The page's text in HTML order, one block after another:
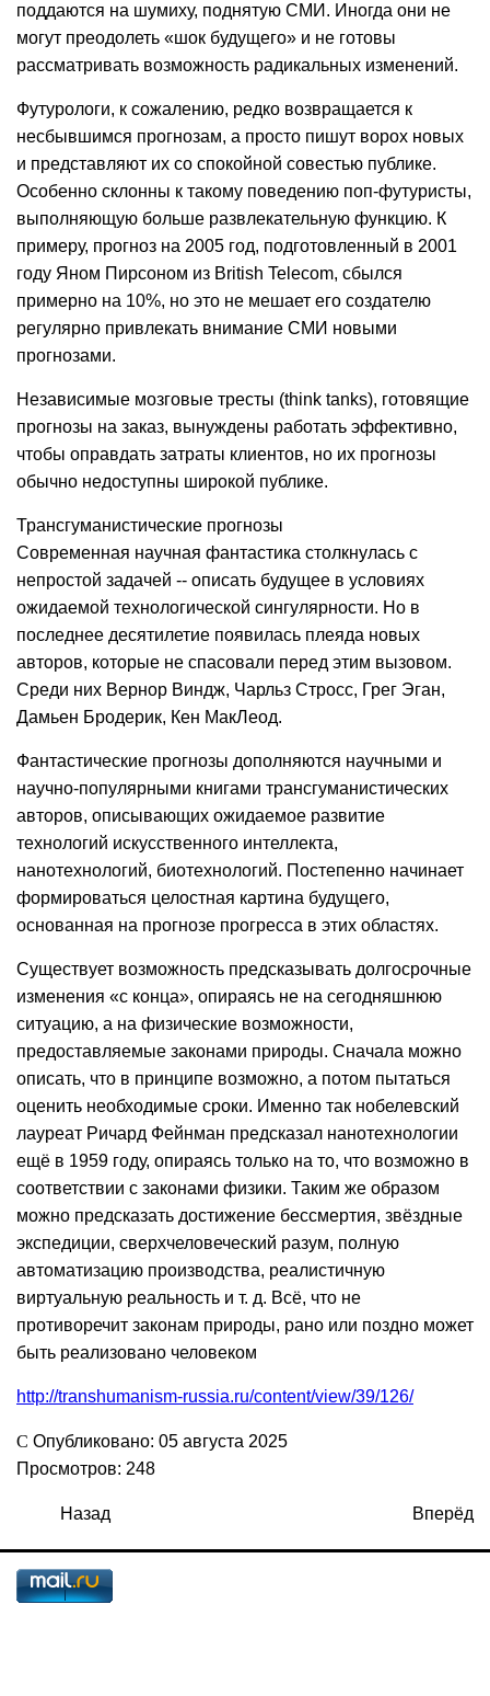
поддаются на шумиху, поднятую СМИ. Иногда они не
могут преодолеть «шок будущего» и не готовы
рассматривать возможность радикальных изменений.
Футурологи, к сожалению, редко возвращается к
несбывшимся прогнозам, а просто пишут ворох новых
и представляют их со спокойной совестью публике.
Особенно склонны к такому поведению поп-футуристы,
выполняющую больше развлекательную функцию. К
примеру, прогноз на 2005 год, подготовленный в 2001
году Яном Пирсоном из British Telecom, сбылся
примерно на 10%, но это не мешает его создателю
регулярно привлекать внимание СМИ новыми
прогнозами.
Независимые мозговые тресты (think tanks), готовящие
прогнозы на заказ, вынуждены работать эффективно,
чтобы оправдать затраты клиентов, но их прогнозы
обычно недоступны широкой публике.
Трансгуманистические прогнозы
Современная научная фантастика столкнулась с
непростой задачей -- описать будущее в условиях
ожидаемой технологической сингулярности. Но в
последнее десятилетие появилась плеяда новых
авторов, которые не спасовали перед этим вызовом.
Среди них Вернор Виндж, Чарльз Стросс, Грег Эган,
Дамьен Бродерик, Кен МакЛеод.
Фантастические прогнозы дополняются научными и
научно-популярными книгами трансгуманистических
авторов, описывающих ожидаемое развитие
технологий искусственного интеллекта,
нанотехнологий, биотехнологий. Постепенно начинает
формироваться целостная картина будущего,
основанная на прогнозе прогресса в этих областях.
Существует возможность предсказывать долгосрочные
изменения «с конца», опираясь не на сегодняшнюю
ситуацию, а на физические возможности,
предоставляемые законами природы. Сначала можно
описать, что в принципе возможно, а потом пытаться
оценить необходимые сроки. Именно так нобелевский
лауреат Ричард Фейнман предсказал нанотехнологии
ещё в 1959 году, опираясь только на то, что возможно в
соответствии с законами физики. Таким же образом
можно предсказать достижение бессмертия, звёздные
экспедиции, сверхчеловеческий разум, полную
автоматизацию производства, реалистичную
виртуальную реальность и т. д. Всё, что не
противоречит законам природы, рано или поздно может
быть реализовано человеком
http://transhumanism-russia.ru/content/view/39/126/
Опубликовано: 05 августа 2025
Просмотров: 248
Назад Вперёд